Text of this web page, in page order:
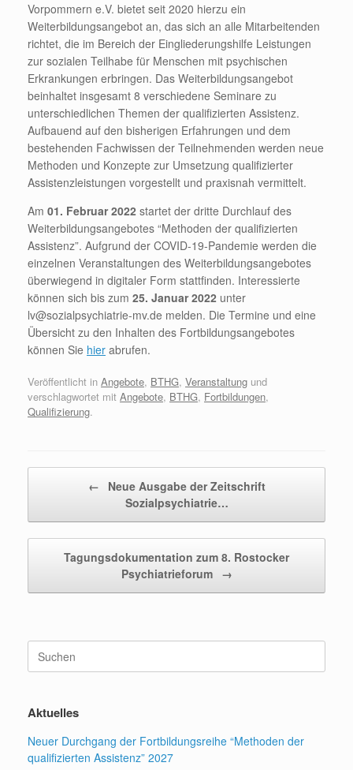
Vorpommern e.V. bietet seit 2020 hierzu ein
Weiterbildungsangebot an, das sich an alle Mitarbeitenden
richtet, die im Bereich der Eingliederungshilfe Leistungen
zur sozialen Teilhabe für Menschen mit psychischen
Erkrankungen erbringen. Das Weiterbildungsangebot
beinhaltet insgesamt 8 verschiedene Seminare zu
unterschiedlichen Themen der qualifizierten Assistenz.
Aufbauend auf den bisherigen Erfahrungen und dem
bestehenden Fachwissen der Teilnehmenden werden neue
Methoden und Konzepte zur Umsetzung qualifizierter
Assistenzleistungen vorgestellt und praxisnah vermittelt.
Am 01. Februar 2022 startet der dritte Durchlauf des
Weiterbildungsangebotes “Methoden der qualifizierten
Assistenz”. Aufgrund der COVID-19-Pandemie werden die
einzelnen Veranstaltungen des Weiterbildungsangebotes
überwiegend in digitaler Form stattfinden. Interessierte
können sich bis zum 25. Januar 2022 unter
lv@sozialpsychiatrie-mv.de melden. Die Termine und eine
Übersicht zu den Inhalten des Fortbildungsangebotes
können Sie hier abrufen.
Veröffentlicht in Angebote, BTHG, Veranstaltung und
verschlagwortet mit Angebote, BTHG, Fortbildungen,
Qualifizierung.
←
Neue Ausgabe der Zeitschrift
Sozialpsychiatrie…
Tagungsdokumentation zum 8. Rostocker
Psychiatrieforum →
Suchen
nach:
Aktuelles
Neuer Durchgang der Fortbildungsreihe “Methoden der
qualifizierten Assistenz” 2027